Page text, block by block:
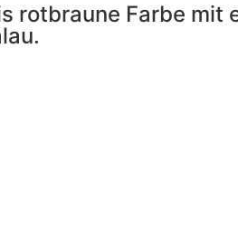
rotbraune Farbe